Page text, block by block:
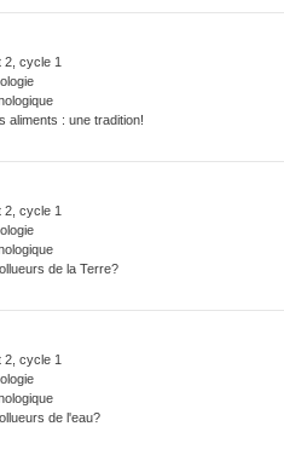
2, cycle 1
aliments : une tradition!
2, cycle 1
de la Terre?
2, cycle 1
de l'eau?